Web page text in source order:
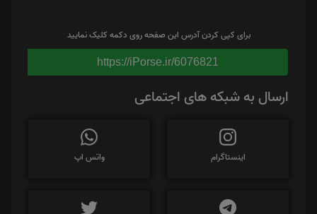
برای کپی کردن آدرس این صفحه روی دکمه کلیک نمایید
https://iPorse.ir/6076821
ارسال به شبکه های اجتماعی
اینستاگرام واتس اپ